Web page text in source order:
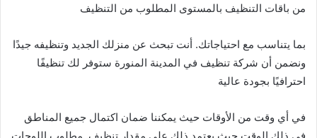
من باقات التنظيف بالمستوى المطلوب من التنظيف
بما يتناسب مع احتياجاتك. أنت تبحث عن منزلك الجديد وتنظيفه جيدًا
ونضمن أن شركة تنظيف في المدينة المنورة ستوفر لك تنظيفًا
احترافيًا بجودة عالية
في أي وقت من الأوقات حيث يمكننا ضمان اكتمال جميع المناطق
في ذلك الوقت حيث يعتمد ذلك على مقدار تنظيف. مطلوب اللوحات